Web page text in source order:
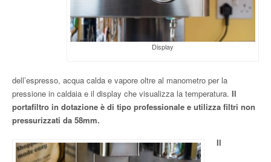
Display
dell’espresso, acqua calda e vapore oltre al manometro per la
pressione in caldaia e il display che visualizza la temperatura. Il
portafiltro in dotazione è di tipo professionale e utilizza filtri non
pressurizzati da 58mm.
Il